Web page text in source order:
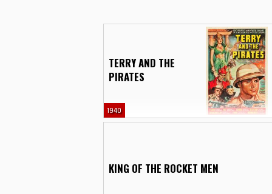
TERRY AND THE
PIRATES
1940
KING OF THE ROCKET MEN